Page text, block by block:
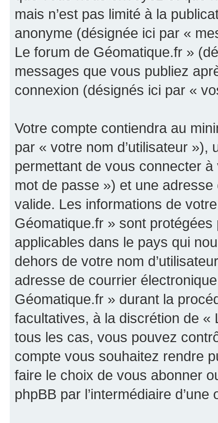
mais n’est pas limité à la
anonyme (désignée ici par «
Le forum de Géomatique.fr »
messages que vous publiez
connexion (désignés ici par «
Votre compte contiendra au
par « votre nom d’utilisateur
permettant de vous connecter
mot de passe ») et une
valide. Les informations de
Géomatique.fr » sont
applicables dans le pays qui
dehors de votre nom
adresse de courrier
Géomatique.fr » durant la
facultatives, à la discrétion de
tous les cas, vous pouvez
compte vous souhaitez rendre
faire le choix de vous abonner
phpBB par l’intermédiaire